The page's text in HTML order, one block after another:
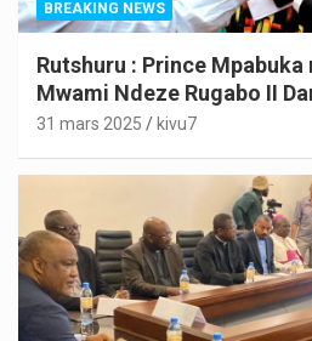
BREAKING NEWS
Rutshuru : Prince
Mwami Ndeze Rugabo II
de l’Indépendance du Congo
31 mars 2025 kivu7